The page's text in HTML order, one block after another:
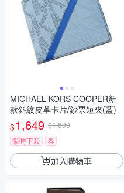
MICHAEL KORS COOPER新
款斜紋皮革卡片/鈔票短夾(藍)
$1,649 $1,699
限時下殺
券
加入購物車